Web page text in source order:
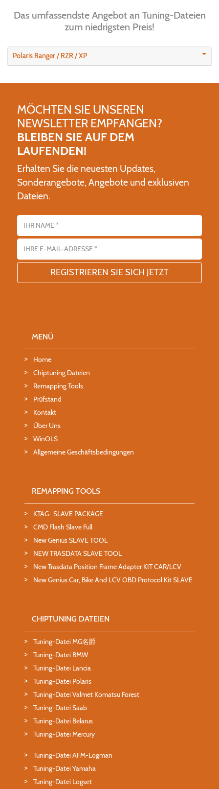
Das umfassendste Angebot an Tuning-Dateien
zum niedrigsten Preis!
Polaris Ranger / RZR / XP
MÖCHTEN SIE UNSEREN
NEWSLETTER EMPFANGEN?
BLEIBEN SIE AUF DEM
LAUFENDEN!
Erhalten Sie die neuesten Updates,
Sonderangebote, Angebote und exklusiven
Dateien.
Name
E-Mail-Adresse
MENÜ
Home
Chiptuning Dateien
Remapping Tools
Prüfstand
Kontakt
Über Uns
WinOLS
Allgemeine Geschäftsbedingungen
REMAPPING TOOLS
KTAG- SLAVE PACKAGE
CMD Flash Slave Full
New Genius SLAVE TOOL
NEW TRASDATA SLAVE TOOL
New Trasdata Position Frame Adapter KIT CAR/LCV
New Genius Car, Bike And LCV OBD Protocol Kit SLAVE
CHIPTUNING DATEIEN
Tuning-Datei MG名爵
Tuning-Datei BMW
Tuning-Datei Lancia
Tuning-Datei Polaris
Tuning-Datei Valmet Komatsu Forest
Tuning-Datei Saab
Tuning-Datei Belarus
Tuning-Datei Mercury
Tuning-Datei AFM-Logman
Tuning-Datei Yamaha
Tuning-Datei Logset